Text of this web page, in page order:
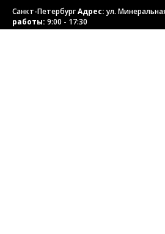
Санкт-ПетербургАдрес:ул.
работы: 9:00 - 17:30